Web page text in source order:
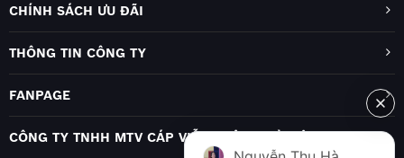
CHÍNH SÁCH ƯU ĐÃI
THÔNG TIN CÔNG TY
FANPAGE
CÔNG TY TNHH MTV CÁP VIỄN THÔNG HÀ NỘI